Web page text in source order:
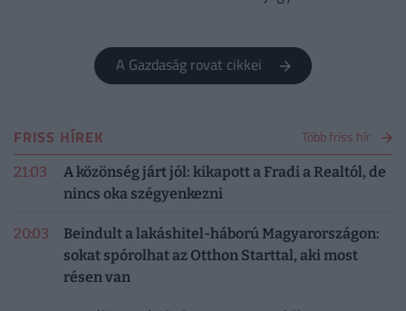
A Gazdaság rovat cikkei
FRISS HÍREK Több friss hír
21:03
A közönség járt jól: kikapott a Fradi a Realtól, de
nincs oka szégyenkezni
20:03
Beindult a lakáshitel-háború Magyarországon:
sokat spórolhat az Otthon Starttal, aki most
résen van